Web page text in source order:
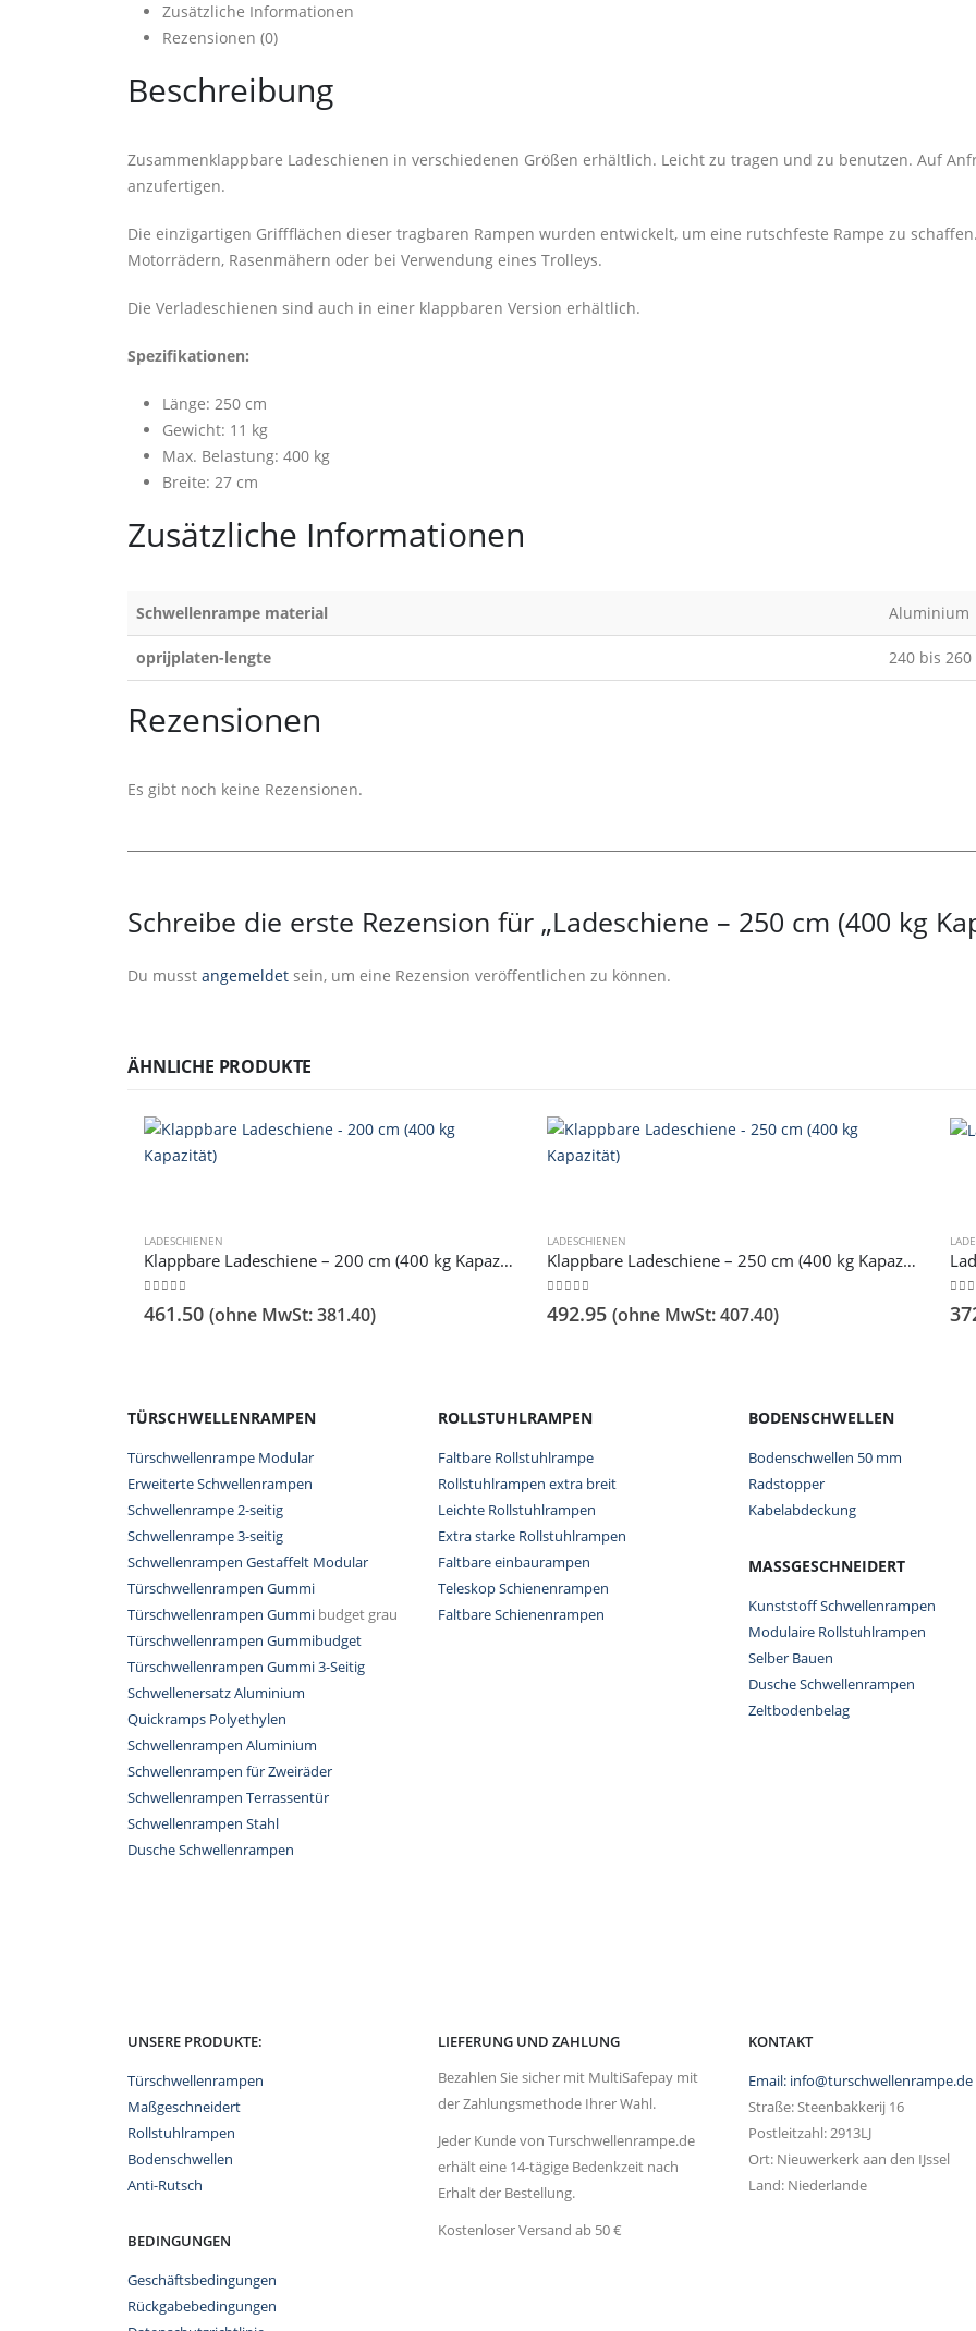
Zusätzliche Informationen
Rezensionen (0)
Beschreibung
Zusammenklappbare Ladeschienen in verschiedenen Größen erhältlich. Leicht zu tragen und zu benutzen. Auf
anzufertigen.
Die einzigartigen Griffflächen dieser tragbaren Rampen wurden entwickelt, um eine rutschfeste Rampe zu
Motorrädern, Rasenmähern oder bei Verwendung eines Trolleys.
Die Verladeschienen sind auch in einer klappbaren Version erhältlich.
Spezifikationen:
Länge: 250 cm
Gewicht: 11 kg
Max. Belastung: 400 kg
Breite: 27 cm
Zusätzliche Informationen
Schwellenrampe material Aluminium
oprijplaten-lengte 240 bis 260
Rezensionen
Es gibt noch keine Rezensionen.
Schreibe die erste Rezension für „Ladeschiene – 250 cm (400 kg
Du musst angemeldet sein, um eine Rezension veröffentlichen zu können.
ÄHNLICHE PRODUKTE
LADESCHIENEN
Klappbare Ladeschiene – 200 cm (400 kg Kapazität)
461.50 (ohne MwSt:381.40)
LADESCHIENEN
Klappbare Ladeschiene – 250 cm (400 kg Kapazität)
492.95 (ohne MwSt:407.40)
TÜRSCHWELLENRAMPEN
Türschwellenrampe Modular
Erweiterte Schwellenrampen
Schwellenrampe 2-seitig
Schwellenrampe 3-seitig
Schwellenrampen Gestaffelt Modular
Türschwellenrampen Gummi
Türschwellenrampen Gummi budget grau
Türschwellenrampen Gummibudget
Türschwellenrampen Gummi 3-Seitig
Schwellenersatz Aluminium
Quickramps Polyethylen
Schwellenrampen Aluminium
Schwellenrampen für Zweiräder
Schwellenrampen Terrassentür
Schwellenrampen Stahl
Dusche Schwellenrampen
ROLLSTUHLRAMPEN
Faltbare Rollstuhlrampe
Rollstuhlrampen extra breit
Leichte Rollstuhlrampen
Extra starke Rollstuhlrampen
Faltbare einbaurampen
Teleskop Schienenrampen
Faltbare Schienenrampen
BODENSCHWELLEN
Bodenschwellen 50 mm
Radstopper
Kabelabdeckung
MASSGESCHNEIDERT
Kunststoff Schwellenrampen
Modulaire Rollstuhlrampen
Selber Bauen
Dusche Schwellenrampen
Zeltbodenbelag
UNSERE PRODUKTE:
Türschwellenrampen
Maßgeschneidert
Rollstuhlrampen
Bodenschwellen
Anti-Rutsch
BEDINGUNGEN
Geschäftsbedingungen
Rückgabebedingungen
LIEFERUNG UND ZAHLUNG
Bezahlen Sie sicher mit MultiSafepay mit
der Zahlungsmethode Ihrer Wahl.
Jeder Kunde von Turschwellenrampe.de
erhält eine 14-tägige Bedenkzeit nach
Erhalt der Bestellung.
Kostenloser Versand ab 50 €
KONTAKT
Email: info@turschwellenrampe.de
Straße: Steenbakkerij 16
Postleitzahl: 2913LJ
Ort: Nieuwerkerk aan den IJssel
Land: Niederlande